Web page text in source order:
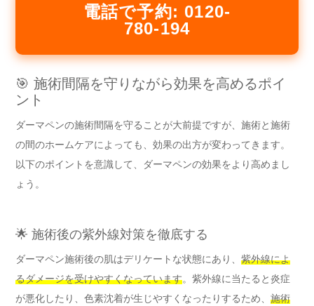
電話で予約: 0120-
780-194
🎯 施術間隔を守りながら効果を高めるポイ
ント
ダーマペンの施術間隔を守ることが大前提ですが、施術と施術
の間のホームケアによっても、効果の出方が変わってきます。
以下のポイントを意識して、ダーマペンの効果をより高めまし
ょう。
🌟 施術後の紫外線対策を徹底する
ダーマペン施術後の肌はデリケートな状態にあり、 紫外線によ
るダメージを受けやすくなっています。紫外線に当たると炎症
が悪化したり、色素沈着が生じやすくなったりするため、 施術